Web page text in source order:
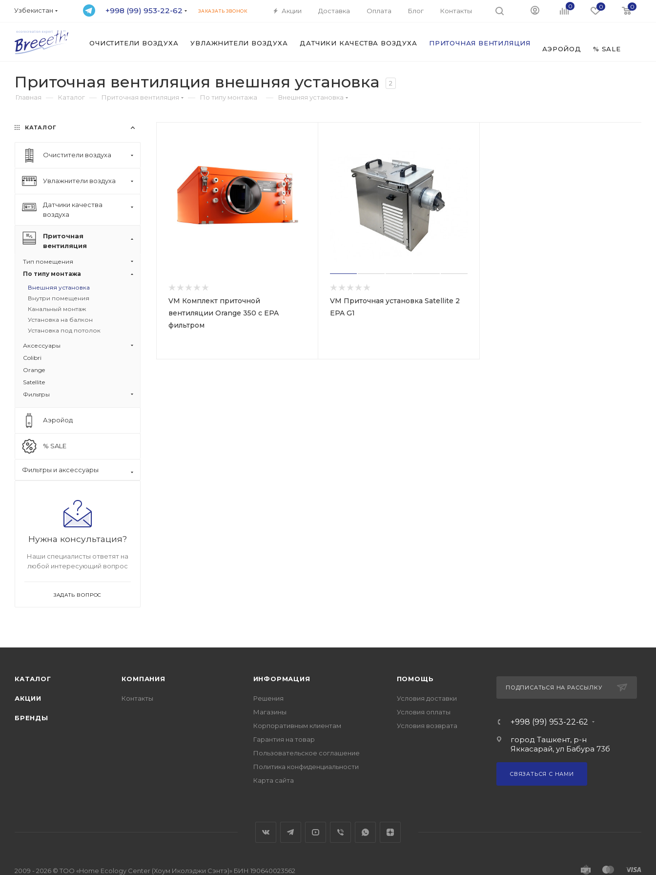
Узбекистан +998 (99) 953-22-62 ЗАКАЗАТЬ ЗВОНОК Акции Доставка Оплата Блог Контакты
0 0 0
ОЧИСТИТЕЛИ ВОЗДУХА УВЛАЖНИТЕЛИ ВОЗДУХА ДАТЧИКИ КАЧЕСТВА ВОЗДУХА ПРИТОЧНАЯ ВЕНТИЛЯЦИЯ
АЭРОЙОД % SALE
Приточная вентиляция внешняя установка
2
Главная
— Каталог — Приточная вентиляция — По типу монтажа — Внешняя установка
VM Комплект приточной
вентиляции Orange 350 с EPA
фильтром
VM Приточная установка Satellite 2
EPA G1
КАТАЛОГ
Очистители воздуха
Увлажнители воздуха
Датчики качества
воздуха
Приточная
вентиляция
Тип помещения
По типу монтажа
Внешняя установка
Внутри помещения
Канальный монтаж
Установка на балкон
Установка под потолок
Аксессуары
Colibri
Orange
Satellite
Фильтры
Аэройод
% SALE
Фильтры и аксессуары
Нужна консультация?
Наши специалисты ответят на
любой интересующий вопрос
ЗАДАТЬ ВОПРОС
КАТАЛОГ
АКЦИИ
БРЕНДЫ
КОМПАНИЯ
Контакты
ИНФОРМАЦИЯ
Решения
Магазины
Корпоративным клиентам
Гарантия на товар
Пользовательское соглашение
Политика конфиденциальности
Карта сайта
ПОМОЩЬ
Условия доставки
Условия оплаты
Условия возврата
ПОДПИСАТЬСЯ НА РАССЫЛКУ
+998 (99) 953-22-62
город Ташкент, р-н
Яккасарай, ул Бабура 73б
СВЯЗАТЬСЯ С НАМИ
2009 - 2026 © ТОО «Home Ecology Center (Хоум Иколэджи Сэнтэ)» БИН 190640023562